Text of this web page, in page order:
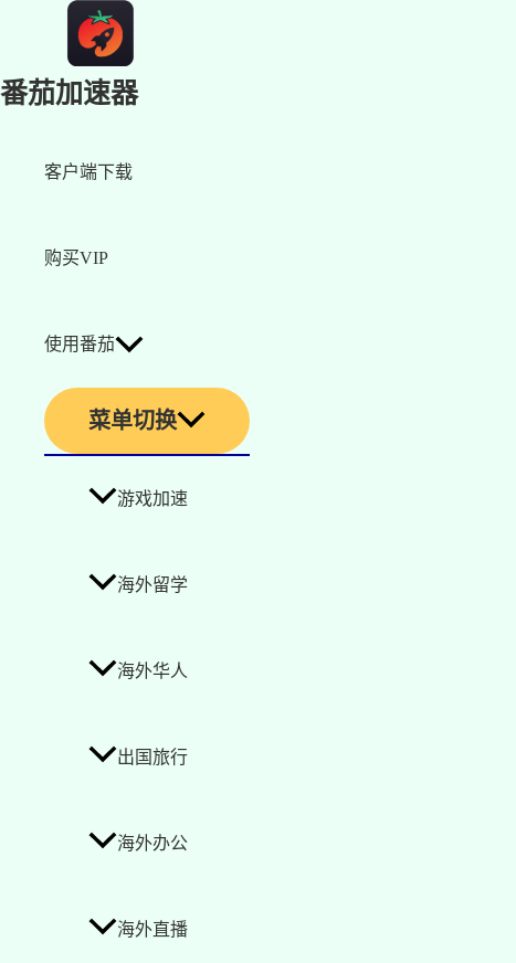
番茄加速器
客户端下载
购买VIP
使用番茄
菜单切换
游戏加速
海外留学
海外华人
出国旅行
海外办公
海外直播